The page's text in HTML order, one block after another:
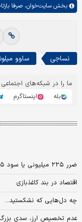
بخش سایت‌خوان، صرفا
نساجی ساوو
ما را در شبکه‌های اجتماعی
بله
اینستاگرم
ضرر ۲۲۵ میلیونی یا سود ۶۵ میلیونی؟
اقتصاد در بند کاغذ‌بازی
چه دل‌هایی که نشکستید...
عدم تخصیص ارز، سدی بزرگ